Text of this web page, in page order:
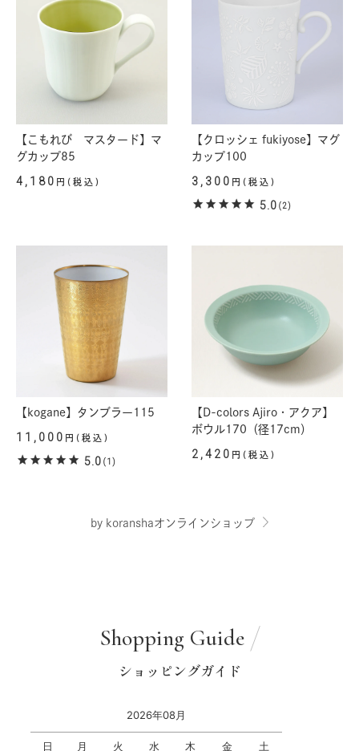
【こもれび マスタード】マ
グカップ85
4,180 円(税込)
【クロッシェ fukiyose】マグ
カップ100
3,300 円(税込)
5.0 (2)
【kogane】タンブラー115
11,000 円(税込)
5.0 (1)
【D-colors Ajiro・アクア】
ボウル170（径17cm）
2,420 円(税込)
by koranshaオンラインショップ
Shopping Guide
ショッピングガイド